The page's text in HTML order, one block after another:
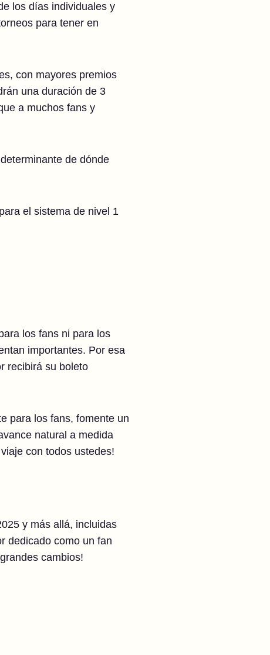
los días individuales y
para tener en
con mayores premios
una duración de 3
a muchos fans y
de dónde
el sistema de nivel 1
los fans ni para los
importantes. Por esa
recibirá su boleto
para los fans, fomente un
natural a medida
con todos ustedes!
y más allá, incluidas
dedicado como un fan
cambios!